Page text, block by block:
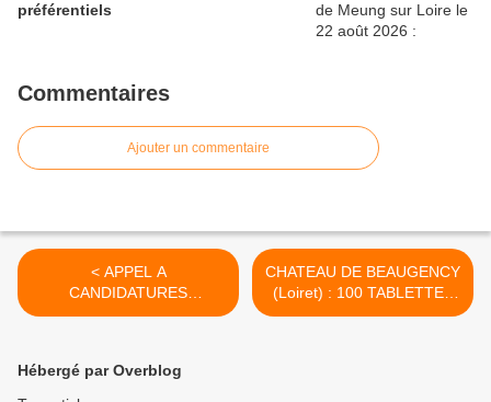
préférentiels
Commentaires
Ajouter un commentaire
< APPEL A
CANDIDATURES
ARTISTIQUES pour un
CHATEAU DE BEAUGENCY
(Loiret) : 100 TABLETTES
pour une visite guidée en
Hébergé par Overblog